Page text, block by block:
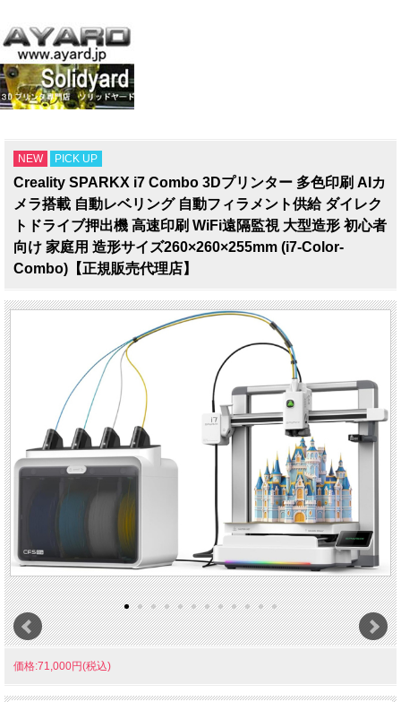
NEW PICK UP
Creality SPARKX i7 Combo 3Dプリンター 多色印刷 AIカ
メラ搭載 自動レベリング 自動フィラメント供給 ダイレク
トドライブ押出機 高速印刷 WiFi遠隔監視 大型造形 初心者
向け 家庭用 造形サイズ260×260×255mm (i7-Color-
Combo)【正規販売代理店】
価格:71,000円(税込)